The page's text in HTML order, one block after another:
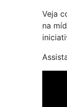
Veja
na